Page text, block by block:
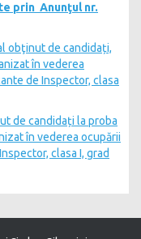
prin Anunţul nr.
obţinut de candidați,
în vederea
de Inspector, clasa
de candidați la proba
în vederea ocupării
clasa I, grad